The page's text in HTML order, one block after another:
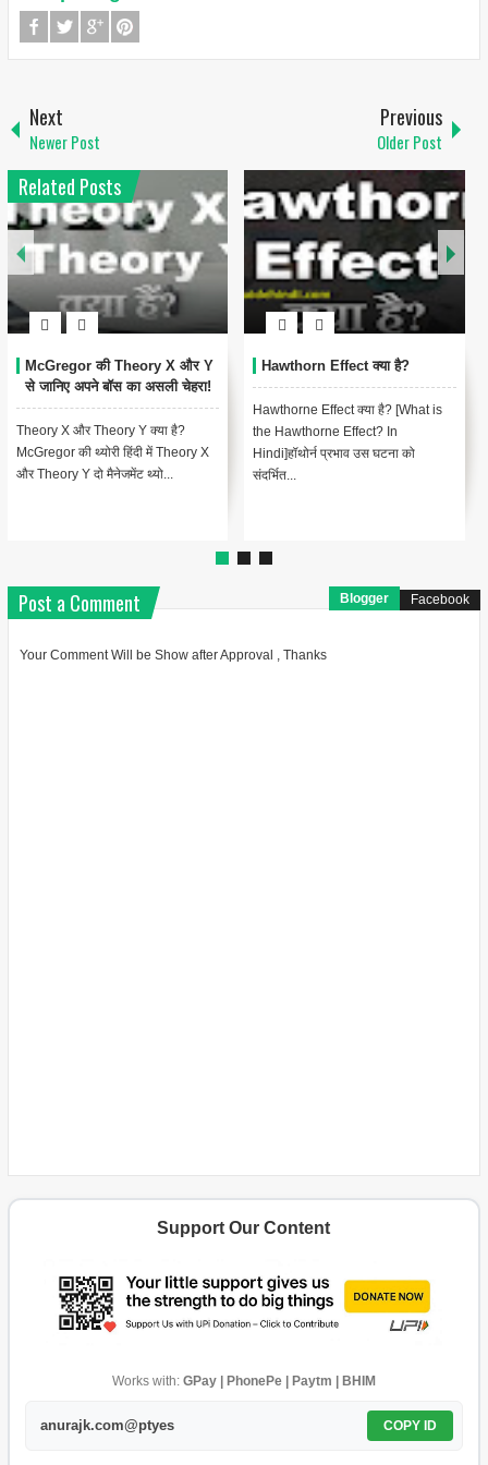
Next
Newer Post
Previous
Older Post
Related Posts
McGregor की Theory X और Y
से जानिए अपने बॉस का असली चेहरा!
Theory X और Theory Y क्या है?
McGregor की थ्योरी हिंदी में Theory X
और Theory Y दो मैनेजमेंट थ्यो...
Hawthorn Effect क्या है?
Hawthorne Effect क्या है? [What is
the Hawthorne Effect? In
Hindi]हॉथोर्न प्रभाव उस घटना को
संदर्भित...
Post a Comment Blogger Facebook
Your Comment Will be Show after Approval , Thanks
Support Our Content
Works with: GPay | PhonePe | Paytm | BHIM
anurajk.com@ptyes COPY ID